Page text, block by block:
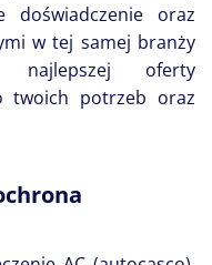
oraz
w tej samej branży
najlepszej oferty
twoich potrzeb oraz